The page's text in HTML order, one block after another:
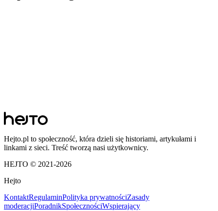
Hejto.pl to społeczność, która dzieli się historiami, artykułami i
linkami z sieci. Treść tworzą nasi użytkownicy.
HEJTO © 2021-2026
Hejto
KontaktRegulaminPolityka prywatnościZasady
moderacjiPoradnikSpołecznościWspierający